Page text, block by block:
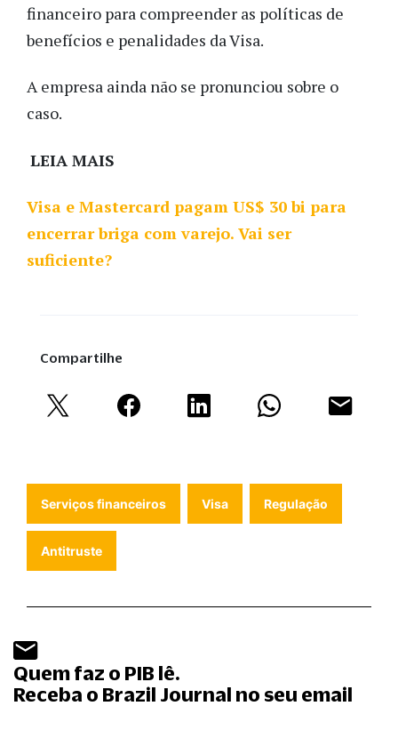
financeiro para compreender as políticas de
benefícios e penalidades da Visa.
A empresa ainda não se pronunciou sobre o
caso.
LEIA MAIS
Visa e Mastercard pagam US$ 30 bi para
encerrar briga com varejo. Vai ser
suficiente?
Compartilhe
Serviços financeiros Visa Regulação
Antitruste
Quem faz o PIB lê.
Receba o Brazil Journal no seu email